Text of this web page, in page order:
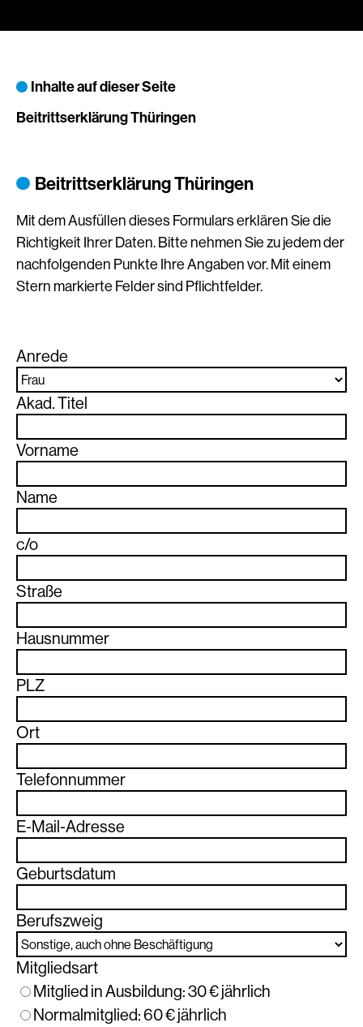
Inhalte auf dieser Seite
Beitrittserklärung Thüringen
Beitrittserklärung Thüringen
Mit dem Ausfüllen dieses Formulars erklären Sie die
Richtigkeit Ihrer Daten. Bitte nehmen Sie zu jedem der
nachfolgenden Punkte Ihre Angaben vor. Mit einem
Stern markierte Felder sind Pflichtfelder.
Anrede
Akad. Titel
Vorname
Name
c/o
Straße
Hausnummer
PLZ
Ort
Telefonnummer
E-Mail-Adresse
Geburtsdatum
Berufszweig
Mitgliedsart
Mitglied in Ausbildung: 30 € jährlich
Normalmitglied: 60 € jährlich